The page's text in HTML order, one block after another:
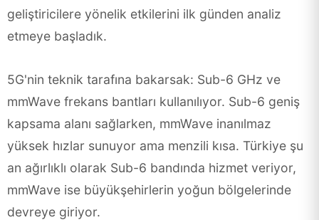
geliştiricilere yönelik etkilerini ilk günden analiz
etmeye başladık.
5G'nin teknik tarafına bakarsak: Sub-6 GHz ve
mmWave frekans bantları kullanılıyor. Sub-6 geniş
kapsama alanı sağlarken, mmWave inanılmaz
yüksek hızlar sunuyor ama menzili kısa. Türkiye şu
an ağırlıklı olarak Sub-6 bandında hizmet veriyor,
mmWave ise büyükşehirlerin yoğun bölgelerinde
devreye giriyor.